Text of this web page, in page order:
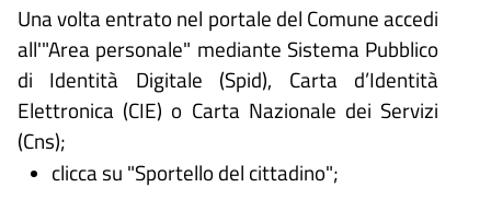
Una volta entrato nel portale del Comune accedi
all'"Area personale" mediante Sistema Pubblico
di Identità Digitale (Spid), Carta d’Identità
Elettronica (CIE) o Carta Nazionale dei Servizi
(Cns);
clicca su "Sportello del cittadino";